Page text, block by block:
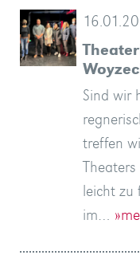
Sind wir
treffen
leicht
im…